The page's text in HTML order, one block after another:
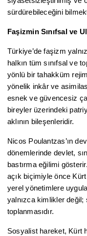
sürdürebileceğini
Faşizmin Sınıfsal ve
Türkiye’de faşizm
halkın tüm sınıfsal ve
yönlü bir tahakküm
yönelik inkâr ve
esnek ve güvencesiz
bireyler üzerindeki
aklının bileşenleridir.
Nicos Poulantzas’ın
dönemlerinde devlet,
bastırma eğilimi
açık biçimiyle önce Kürt
yerel yönetimlere
yalnızca kimlikler
toplanmasıdır.
Sosyalist hareket, Kürt